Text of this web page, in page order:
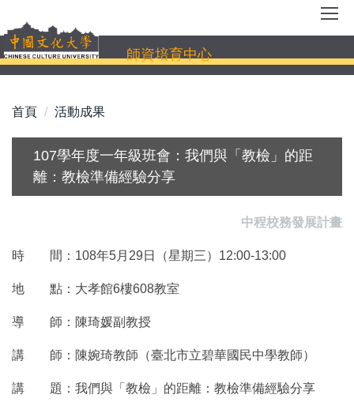
到
主
要
容
師資培育中心
首頁 活動成果
107學年度一年級班會：我們與「教檢」的距
離：教檢準備經驗分享
中程校務發展計畫
時 間：108年5月29日（星期三）12:00-13:00
地 點：大孝館6樓608教室
導 師：陳琦媛副教授
講 師：陳婉琦教師（臺北市立碧華國民中學教師）
講 題：我們與「教檢」的距離：教檢準備經驗分享